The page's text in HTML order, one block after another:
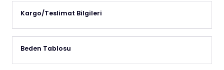
Kargo/Teslimat Bilgileri
Beden Tablosu